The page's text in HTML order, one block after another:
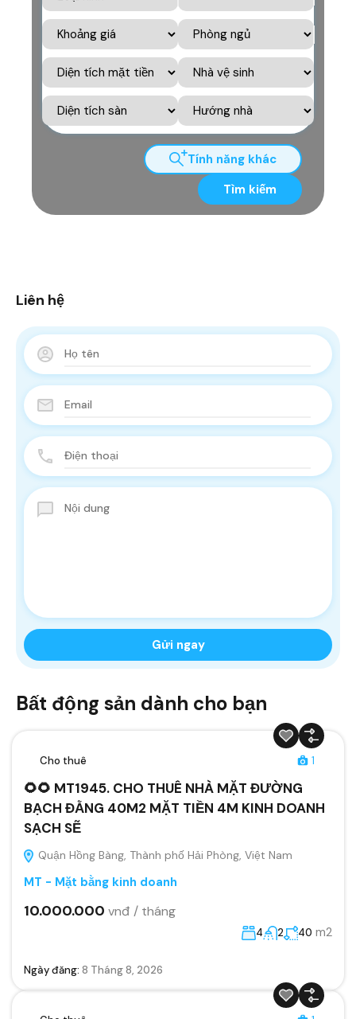
Tính năng khác
Tìm kiếm
Liên hệ
Bất động sản dành cho bạn
Cho thuê 1
🌻🌻 MT1945. CHO THUÊ NHÀ MẶT ĐƯỜNG
BẠCH ĐẰNG 40M2 MẶT TIỀN 4M KINH DOANH
SẠCH SẼ
Quận Hồng Bàng, Thành phố Hải Phòng, Việt Nam
MT - Mặt bằng kinh doanh
10.000.000 vnđ / tháng
4 2 40 m2
Ngày đăng: 8 Tháng 8, 2026